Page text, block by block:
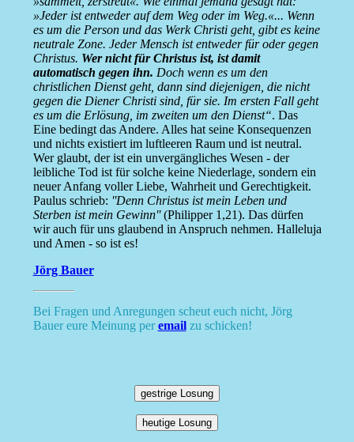
»Jeder ist entweder auf dem Weg oder im Weg.«... Wenn
es um die Person und das Werk Christi geht, gibt es keine
neutrale Zone. Jeder Mensch ist entweder für oder gegen
Christus. Wer nicht für Christus ist, ist damit
automatisch gegen ihn. Doch wenn es um den
christlichen Dienst geht, dann sind diejenigen, die nicht
gegen die Diener Christi sind, für sie. Im ersten Fall geht
es um die Erlösung, im zweiten um den Dienst“. Das
Eine bedingt das Andere. Alles hat seine Konsequenzen
und nichts existiert im luftleeren Raum und ist neutral.
Wer glaubt, der ist ein unvergängliches Wesen - der
leibliche Tod ist für solche keine Niederlage, sondern ein
neuer Anfang voller Liebe, Wahrheit und Gerechtigkeit.
Paulus schrieb: ''Denn Christus ist mein Leben und
Sterben ist mein Gewinn''(Philipper 1,21). Das dürfen
wir auch für uns glaubend in Anspruch nehmen. Halleluja
und Amen - so ist es!
Jörg Bauer
Bei Fragen und Anregungen scheut euch nicht, Jörg
Bauer eure Meinung peremailzu schicken!
gestrige Losung
heutige Losung